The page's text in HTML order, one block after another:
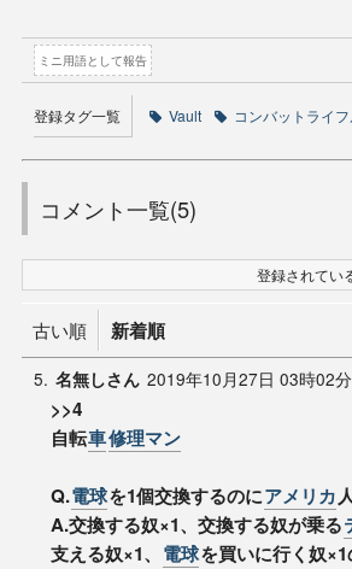
ミニ用語として報告
登録タグ一覧 Vault コンバットライ
コメント一覧(5)
登録されてい
古い順 新着順
5. 名無しさん 2019年10月27日 03時02分
>>4
自転車修理マン
Q.電球を1個交換するのにアメリカ
A.交換する奴×1、交換する奴が乗る
支える奴×1、 電球を買いに行く奴×1